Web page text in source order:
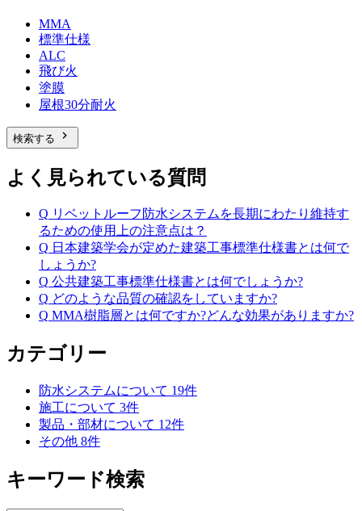
MMA
標準仕様
ALC
飛び火
塗膜
屋根30分耐火
検索する chevron_right
よく見られている質問
Q リベットルーフ防水システムを長期にわたり維持す
るための使用上の注意点は？
Q 日本建築学会が定めた建築工事標準仕様書とは何で
しょうか?
Q 公共建築工事標準仕様書とは何でしょうか?
Q どのような品質の確認をしていますか?
Q MMA樹脂層とは何ですか?どんな効果がありますか?
カテゴリー
防水システムについて 19件
施工について 3件
製品・部材について 12件
その他 8件
キーワード検索